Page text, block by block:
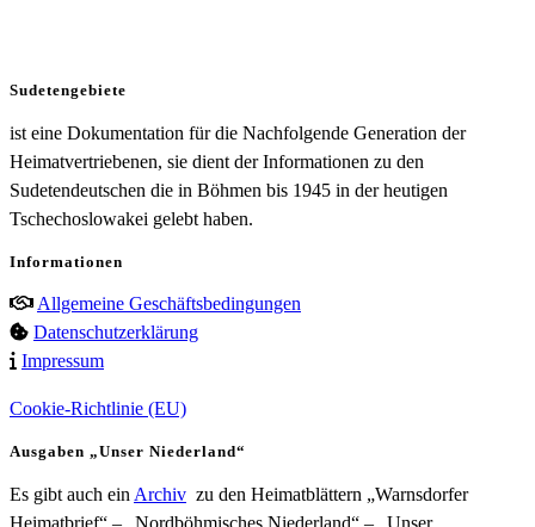
Sudetengebiete
ist eine Dokumentation für die Nachfolgende Generation der
Heimatvertriebenen, sie dient der Informationen zu den
Sudetendeutschen die in Böhmen bis 1945 in der heutigen
Tschechoslowakei gelebt haben.
Informationen
Allgemeine Geschäftsbedingungen
Datenschutzerklärung
Impressum
Cookie-Richtlinie (EU)
Ausgaben „Unser Niederland“
Es gibt auch ein Archiv zu den Heimatblättern „Warnsdorfer
Heimatbrief“ – „Nordböhmisches Niederland“ – „Unser